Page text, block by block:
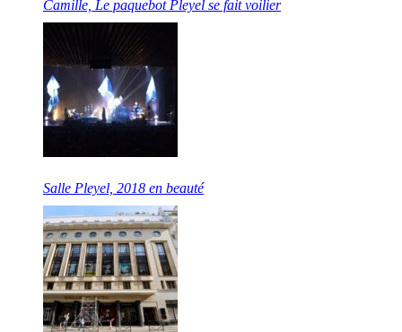
Camille, Le paquebot Pleyel se fait voilier
Salle Pleyel, 2018 en beauté